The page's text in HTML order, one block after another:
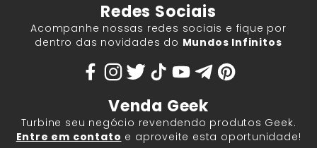
Redes Sociais
Acompanhe nossas redes sociais e fique por
dentro das novidades do Mundos Infinitos
Venda Geek
Turbine seu negócio revendendo produtos Geek.
Entre em contato e aproveite esta oportunidade!